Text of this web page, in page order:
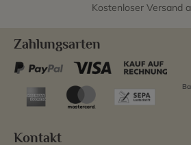
Kostenloser Versand
Zahlungsarten
Kontakt